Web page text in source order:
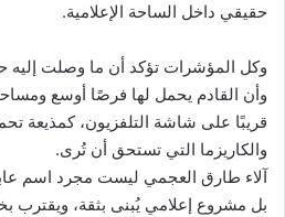
حقيقي داخل الساحة الإعلامية.
وكل المؤشرات تؤكد أن ما وصلت إليه
وأن القادم يحمل لها فرصًا أوسع
قريبًا على شاشة التلفزيون، كمذيعة
والكاريزما التي تستحق أن تُرى.
آلاء طارق العجمي ليست مجرد اسم
بل مشروع إعلامي يُبنى بثقة، ويقترب